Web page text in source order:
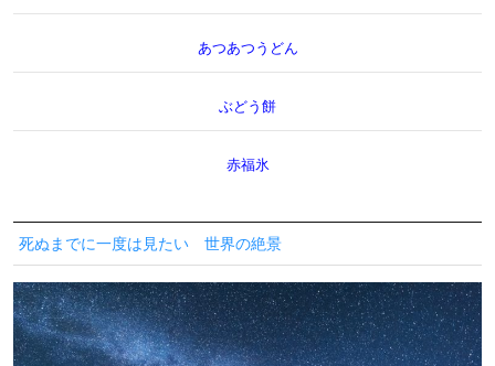
あつあつうどん
ぶどう餅
赤福氷
死ぬまでに一度は見たい 世界の絶景